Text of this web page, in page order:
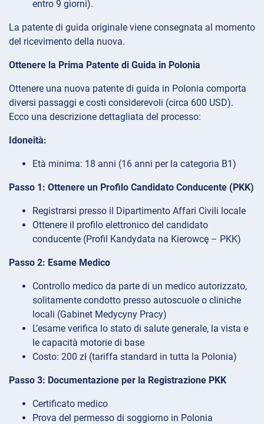
entro 9 giorni).
La patente di guida originale viene consegnata al momento
del ricevimento della nuova.
Ottenere la Prima Patente di Guida in Polonia
Ottenere una nuova patente di guida in Polonia comporta
diversi passaggi e costi considerevoli (circa 600 USD).
Ecco una descrizione dettagliata del processo:
Idoneità:
Età minima: 18 anni (16 anni per la categoria B1)
Passo 1: Ottenere un Profilo Candidato Conducente (PKK)
Registrarsi presso il Dipartimento Affari Civili locale
Ottenere il profilo elettronico del candidato
conducente (Profil Kandydata na Kierowcę – PKK)
Passo 2: Esame Medico
Controllo medico da parte di un medico autorizzato,
solitamente condotto presso autoscuole o cliniche
locali (Gabinet Medycyny Pracy)
L’esame verifica lo stato di salute generale, la vista e
le capacità motorie di base
Costo: 200 zł (tariffa standard in tutta la Polonia)
Passo 3: Documentazione per la Registrazione PKK
Certificato medico
Prova del permesso di soggiorno in Polonia